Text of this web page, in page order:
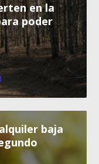
en la
poder
baja